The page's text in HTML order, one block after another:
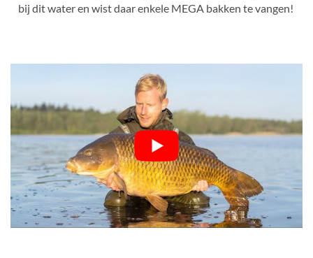
bij dit water en wist daar enkele MEGA bakken te vangen!